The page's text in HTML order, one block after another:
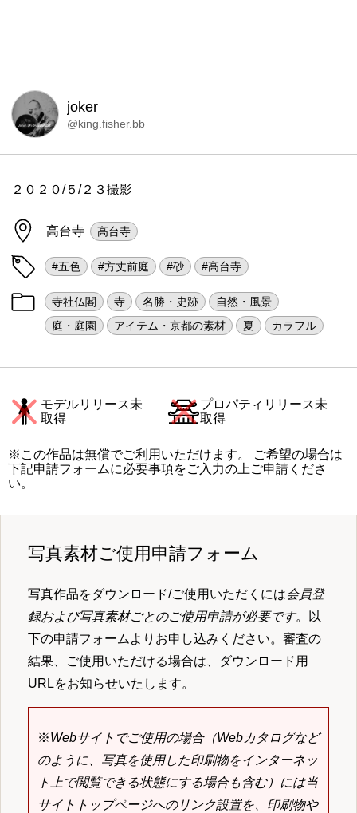
joker
@king.fisher.bb
２０２０/５/２３撮影
高台寺 高台寺
#五色 #方丈前庭 #砂 #高台寺
寺社仏閣 寺 名勝・史跡
自然・風景
庭・庭園
アイテム・京都の素材 夏 カラフル
モデルリリース未
取得
プロパティリリース未
取得
※この作品は無償でご利用いただけます。 ご希望の場合は
下記申請フォームに必要事項をご入力の上ご申請くださ
い。
写真素材ご使用申請フォーム
写真作品をダウンロード/ご使用いただくには会員登
録および写真素材ごとのご使用申請が必要です。以
下の申請フォームよりお申し込みください。審査の
結果、ご使用いただける場合は、ダウンロード用
URLをお知らせいたします。
※Webサイトでご使用の場合（Webカタログなど
のように、写真を使用した印刷物をインターネッ
ト上で閲覧できる状態にする場合も含む）には当
サイトトップページへのリンク設置を、印刷物や